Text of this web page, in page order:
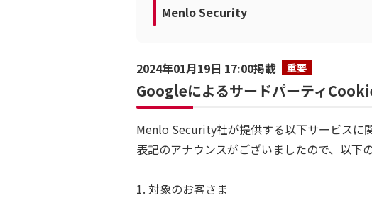
Menlo Security
2024年01月19日 17:00掲載 重要
Googleによるサードパーティ
Menlo Security社が提供する以下サービスに
表記のアナウンスがございましたので、以下
1. 対象のお客さま